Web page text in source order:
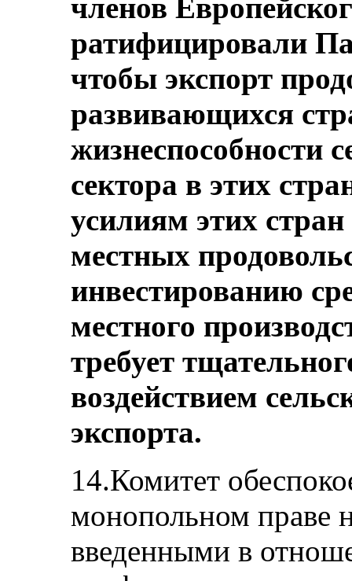
членов
ратифицировали
чтобы экспорт
развивающихся
жизнеспособности
сектора в этих
усилиям этих
местных
инвестированию
местного
требует
воздействием
экспорта.
14.Комитет
монопольном праве
введенными в